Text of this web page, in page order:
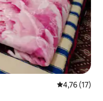
Середня
4,76 (17)